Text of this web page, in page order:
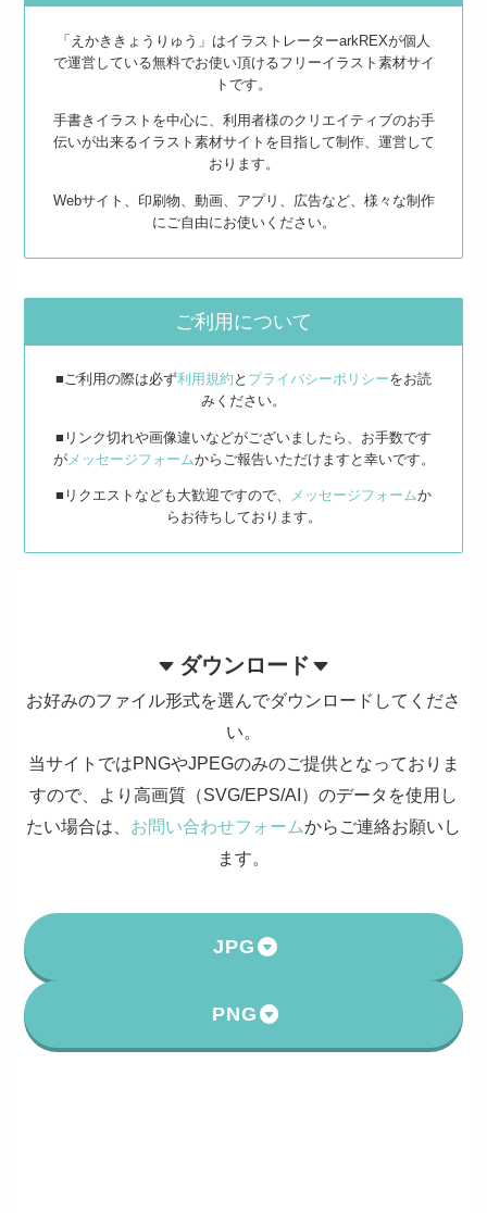
「えかききょうりゅう」はイラストレーターarkREXが個人
で運営している無料でお使い頂けるフリーイラスト素材サイ
トです。
手書きイラストを中心に、利用者様のクリエイティブのお手
伝いが出来るイラスト素材サイトを目指して制作、運営して
おります。
Webサイト、印刷物、動画、アプリ、広告など、様々な制作
にご自由にお使いください。
ご利用について
■ご利用の際は必ず利用規約 と プライバシーポリシーをお読
みください。
■リンク切れや画像違いなどがございましたら、お手数です
がメッセージフォームからご報告いただけますと幸いです。
■リクエストなども大歓迎ですので、 メッセージフォームか
らお待ちしております。
ダウンロード
お好みのファイル形式を選んでダウンロードしてくださ
い。
当サイトではPNGやJPEGのみのご提供となっておりま
すので、より高画質（SVG/EPS/AI）のデータを使用し
たい場合は、 お問い合わせフォームからご連絡お願いし
ます。
JPG
PNG